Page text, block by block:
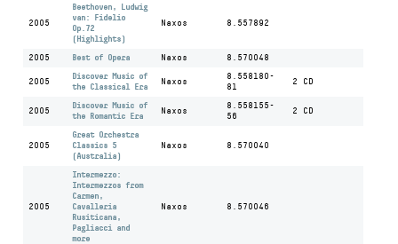
2005
Beethoven, Ludwig
van: Fidelio
Op.72
(Highlights)
Naxos 8.557892
2005 Best of Opera Naxos 8.570048
2005
Discover Music of
the Classical Era
Naxos
8.558180-
81
2 CD
2005
Discover Music of
the Romantic Era
Naxos
8.558155-
56
2 CD
2005
Great Orchestra
Classics 5
(Australia)
Naxos 8.570040
2005
Intermezzo:
Intermezzos from
Carmen,
Cavalleria
Rusiticana,
Pagliacci and
more
Naxos 8.570046